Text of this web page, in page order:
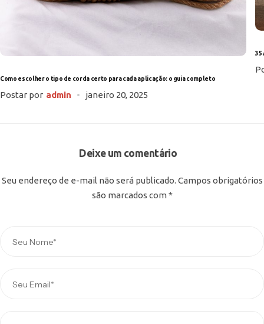
Como escolher o tipo de corda certo para cada aplicação: o guia completo
Postar por admin janeiro 20, 2025
35
Deixe um comentário
Seu endereço de e-mail não será publicado. Campos obrigatórios
são marcados com*